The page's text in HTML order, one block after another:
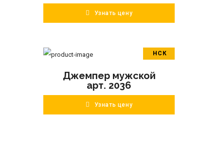
Узнать цену
НСК
ПОДРОБНЕЕ
Джемпер мужской
арт. 2036
Узнать цену